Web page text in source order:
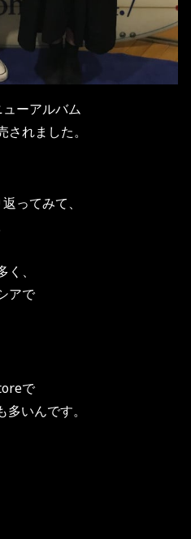
ーアルバム
されました。
ってみて、
、
アで
で
いんです。